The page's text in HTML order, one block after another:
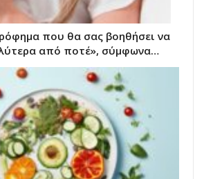
που θα σας βοηθήσει να
από ποτέ», σύμφωνα…